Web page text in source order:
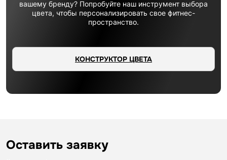
вашему бренду? Попробуйте наш инструмент выбора
цвета, чтобы персонализировать свое фитнес-
пространство.
КОНСТРУКТОР ЦВЕТА
Оставить заявку